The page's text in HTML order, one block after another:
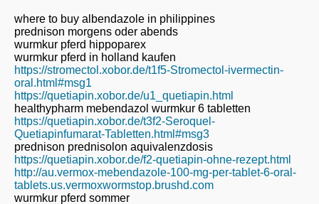
where to buy albendazole in philippines
prednison morgens oder abends
wurmkur pferd hippoparex
wurmkur pferd in holland kaufen
https://stromectol.xobor.de/t1f5-Stromectol-ivermectin-
oral.html#msg1
https://quetiapin.xobor.de/u1_quetiapin.html
healthypharm mebendazol wurmkur 6 tabletten
https://quetiapin.xobor.de/t3f2-Seroquel-
Quetiapinfumarat-Tabletten.html#msg3
prednison prednisolon aquivalenzdosis
https://quetiapin.xobor.de/f2-quetiapin-ohne-rezept.html
http://au.vermox-mebendazole-100-mg-per-tablet-6-oral-
tablets.us.vermoxwormstop.brushd.com
wurmkur pferd sommer